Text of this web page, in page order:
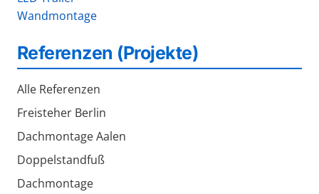
Wandmontage
Referenzen (Projekte)
Alle Referenzen
Freisteher Berlin
Dachmontage Aalen
Doppelstandfuß
Dachmontage